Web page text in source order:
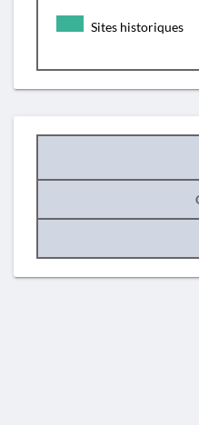
Sites historiques